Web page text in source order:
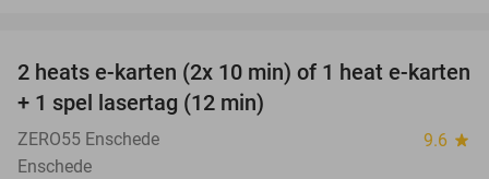
32%
2 heats e-karten (2x 10 min) of 1 heat e-karten
+ 1 spel lasertag (12 min)
ZERO55 Enschede 9.6 star
Enschede